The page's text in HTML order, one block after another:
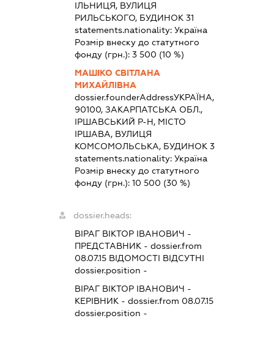
ІЛЬНИЦЯ, ВУЛИЦЯ
РИЛЬСЬКОГО, БУДИНОК 31
statements.nationality:Україна
Розмір внеску до статутного
фонду (грн.):3 500 (10 %)
МАШІКО СВІТЛАНА
МИХАЙЛІВНА
dossier.founderAddressУКРАЇНА,
90100, ЗАКАРПАТСЬКА ОБЛ.,
ІРШАВСЬКИЙ Р-Н, МІСТО
ІРШАВА, ВУЛИЦЯ
КОМСОМОЛЬСЬКА, БУДИНОК 3
statements.nationality:Україна
Розмір внеску до статутного
фонду (грн.):10 500 (30 %)
dossier.heads:
ВІРАГ ВІКТОР ІВАНОВИЧ -
ПРЕДСТАВНИК - dossier.from
08.07.15 ВІДОМОСТІ ВІДСУТНІ
dossier.position -
ВІРАГ ВІКТОР ІВАНОВИЧ -
КЕРІВНИК - dossier.from 08.07.15
dossier.position -